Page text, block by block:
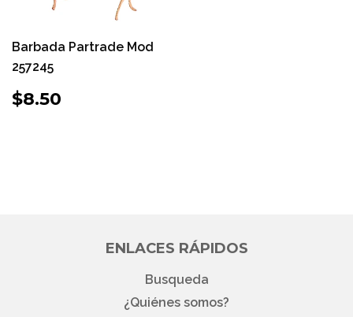
Barbada Partrade Mod
257245
PRECIO
HABITUAL
$8.50
ENLACES RÁPIDOS
Busqueda
¿Quiénes somos?